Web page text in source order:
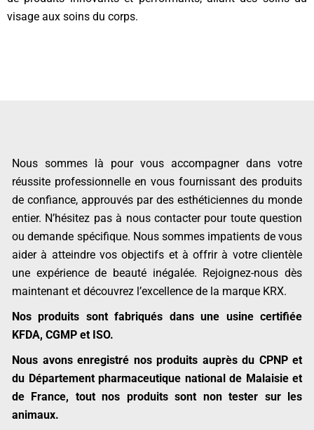
visage aux soins du corps.
Nous sommes là pour vous accompagner dans votre
réussite professionnelle en vous fournissant des produits
de confiance, approuvés par des esthéticiennes du monde
entier. N’hésitez pas à nous contacter pour toute question
ou demande spécifique. Nous sommes impatients de vous
aider à atteindre vos objectifs et à offrir à votre clientèle
une expérience de beauté inégalée. Rejoignez-nous dès
maintenant et découvrez l’excellence de la marque KRX.
Nos produits sont fabriqués dans une usine certifiée
KFDA, CGMP et ISO.
Nous avons enregistré nos produits auprès du CPNP et
du Département pharmaceutique national de Malaisie et
de France, tout nos produits sont non tester sur les
animaux.